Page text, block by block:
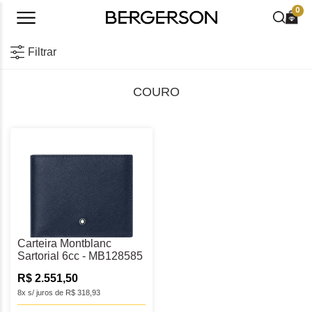
0
Filtrar
COURO
Carteira Montblanc
Sartorial 6cc - MB128585
8x s/ juros de R$ 318,93
R$ 2.551,50